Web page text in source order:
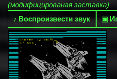
(модифицированая заставка)
♪ Воспроизвести звук ▣